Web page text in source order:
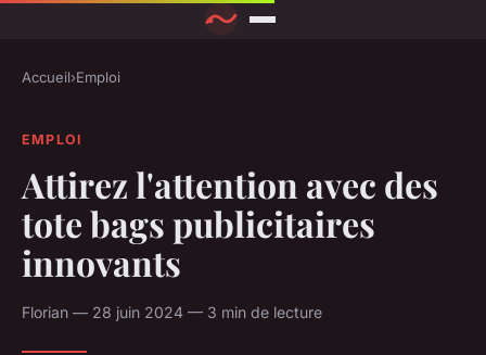
Accueil›Emploi
EMPLOI
Attirez l'attention avec des
tote bags publicitaires
innovants
Florian — 28 juin 2024 — 3 min de lecture